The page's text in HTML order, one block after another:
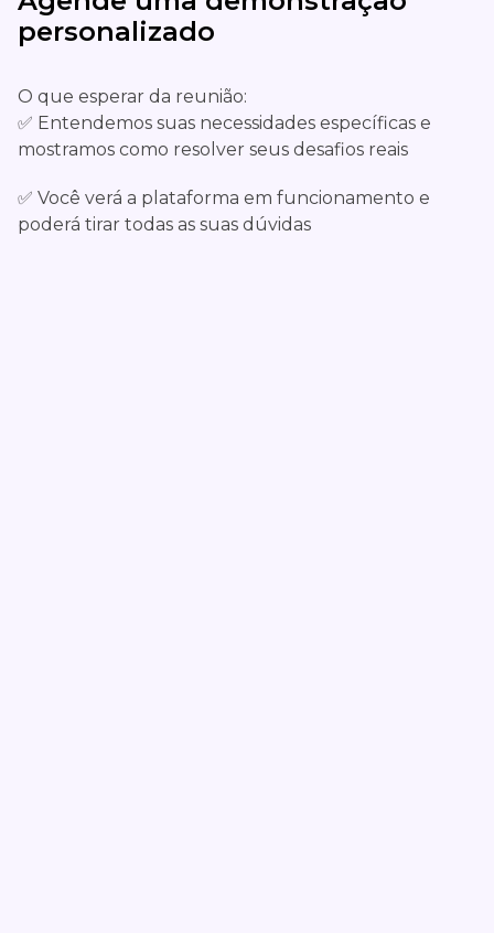
personalizado
O que esperar da reunião:
✅ Entendemos suas necessidades específicas e
mostramos como resolver seus desafios reais
✅ Você verá a plataforma em funcionamento e
poderá tirar todas as suas dúvidas